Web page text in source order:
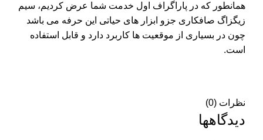
همانطور که در پاراگراف اول خدمت شما عرض کردیم، سیم
زیگزاگ صافکاری جزو ابزار های حیاتی این حرفه می باشد
چون در بسیاری از موقعیت ها کاربرد دارد و قابل استفاده
است.
نظرات (0)
دیدگاهها